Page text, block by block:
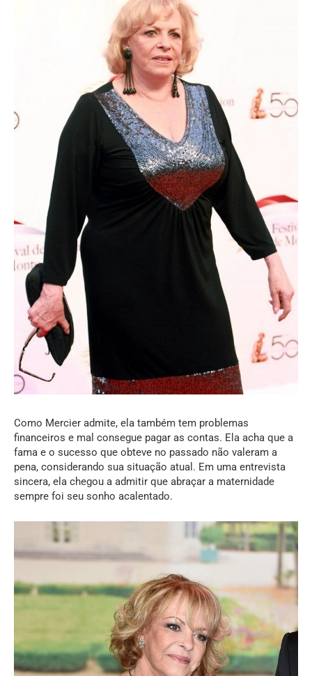
Como Mercier admite, ela também tem problemas
financeiros e mal consegue pagar as contas. Ela acha que a
fama e o sucesso que obteve no passado não valeram a
pena, considerando sua situação atual. Em uma entrevista
sincera, ela chegou a admitir que abraçar a maternidade
sempre foi seu sonho acalentado.